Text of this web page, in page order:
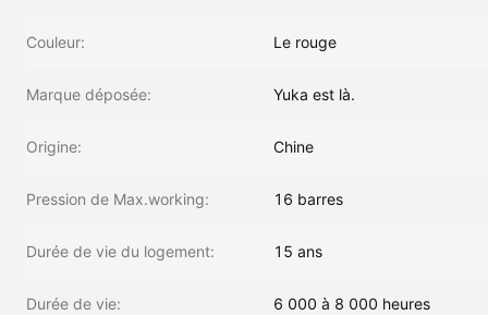
Couleur: Le rouge
Marque déposée: Yuka est là.
Origine: Chine
Pression de Max.working: 16 barres
Durée de vie du logement: 15 ans
Durée de vie: 6 000 à 8 000 heures